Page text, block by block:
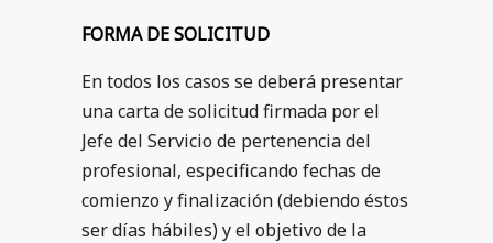
FORMA DE SOLICITUD
En todos los casos se deberá presentar
una carta de solicitud firmada por el
Jefe del Servicio de pertenencia del
profesional, especificando fechas de
comienzo y finalización (debiendo éstos
ser días hábiles) y el objetivo de la